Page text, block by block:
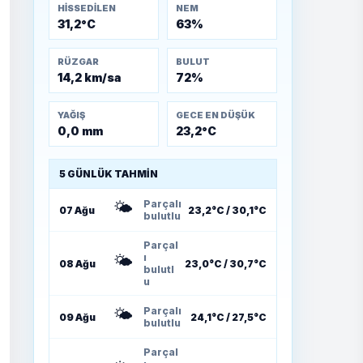
HISSEDILEN
31,2°C
NEM
63%
RÜZGAR
14,2 km/sa
BULUT
72%
YAĞIŞ
0,0 mm
GECE EN DÜŞÜK
23,2°C
5 GÜNLÜK TAHMIN
07 Ağu 🌤️
Parçalı
bulutlu
23,2°C / 30,1°C
08 Ağu 🌤️
Parçal
ı
bulutl
u
23,0°C / 30,7°C
09 Ağu 🌤️
Parçalı
bulutlu
24,1°C / 27,5°C
Parçal